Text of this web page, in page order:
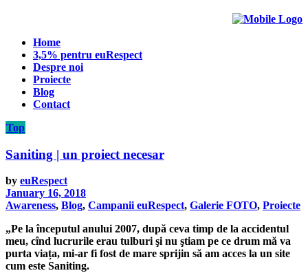
Home
3,5% pentru euRespect
Despre noi
Proiecte
Blog
Contact
Top
Saniting | un proiect necesar
by euRespect
January 16, 2018
Awareness, Blog, Campanii euRespect, Galerie FOTO, Proiecte
„Pe la începutul anului 2007, după ceva timp de la accidentul
meu, cînd lucrurile erau tulburi şi nu ştiam pe ce drum mă va
purta viața, mi-ar fi fost de mare sprijin să am acces la un site
cum este Saniting.